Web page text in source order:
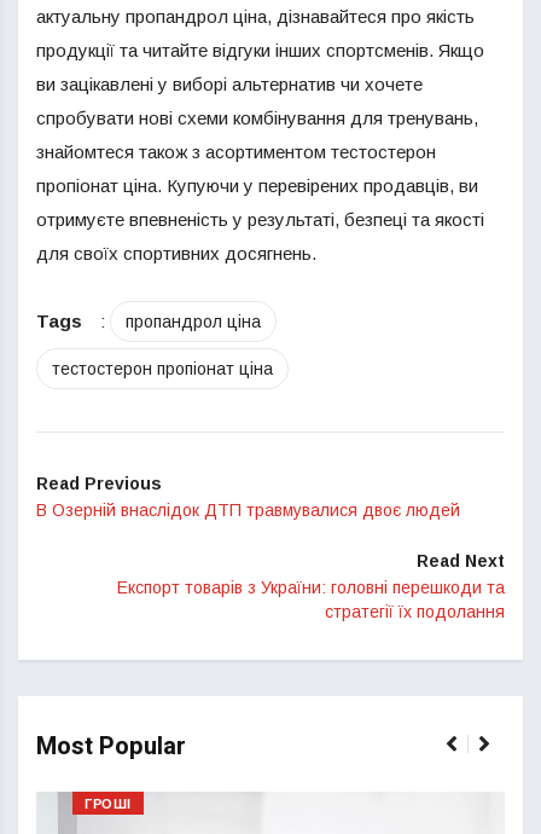
актуальну пропандрол ціна, дізнавайтеся про якість
продукції та читайте відгуки інших спортсменів. Якщо
ви зацікавлені у виборі альтернатив чи хочете
спробувати нові схеми комбінування для тренувань,
знайомтеся також з асортиментом тестостерон
пропіонат ціна. Купуючи у перевірених продавців, ви
отримуєте впевненість у результаті, безпеці та якості
для своїх спортивних досягнень.
Tags : пропандрол ціна
тестостерон пропіонат ціна
Read Previous
В Озерній внаслідок ДТП травмувалися двоє людей
Read Next
Експорт товарів з України: головні перешкоди та
стратегії їх подолання
Most Popular
ГРОШІ